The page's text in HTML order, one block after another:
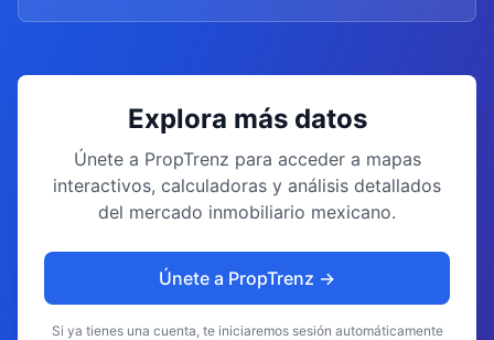
Explora más datos
Únete a PropTrenz para acceder a mapas
interactivos, calculadoras y análisis detallados
del mercado inmobiliario mexicano.
Únete a PropTrenz →
Si ya tienes una cuenta, te iniciaremos sesión automáticamente